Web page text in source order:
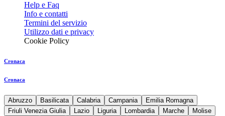
Help e Faq
Info e contatti
Termini del servizio
Utilizzo dati e privacy
Cookie Policy
Cronaca
Cronaca
Abruzzo Basilicata Calabria Campania
Emilia Romagna
Friuli Venezia Giulia
Lazio Liguria Lombardia Marche
Molise